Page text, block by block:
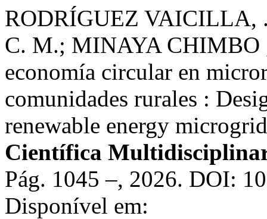
RODRÍGUEZ VAICILLA,
C. M.; MINAYA CHIMBO
economía circular en
comunidades rurales :
renewable energy
Científica
Pág. 1045 –, 2026. DOI:
Disponível em: